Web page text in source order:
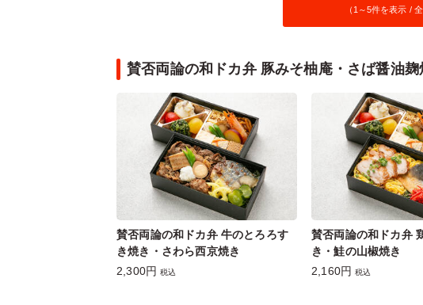
（1～5件を表示 / 全
賛否両論の和ドカ弁 豚みそ柚庵・さば醤油
賛否両論の和ドカ弁 牛のとろろす
き焼き・さわら西京焼き
2,300円 税込
賛否両論の和ドカ弁
き・鮭の山椒焼き
2,160円 税込